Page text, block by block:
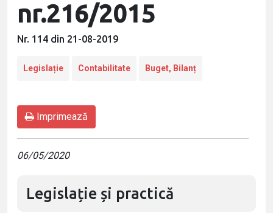
nr.216/2015
Nr. 114 din 21-08-2019
Legislație Contabilitate Buget, Bilanț
Imprimează
06/05/2020
Legislație și practică